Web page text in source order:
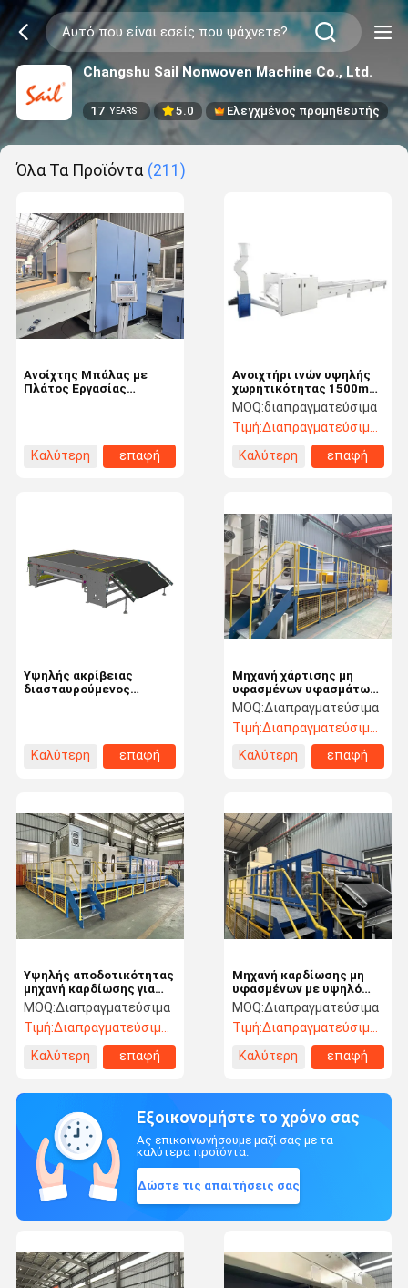
Changshu Sail Nonwoven Machine Co., Ltd.
17 YEARS 5.0 Ελεγχμένος προμηθευτής
Όλα Τα Προϊόντα (211)
Ανοίχτης Μπάλας με
Πλάτος Εργασίας
Καλύτερη
επαφή
Ανοιχτήρι ινών υψηλής
χωρητικότητας 1500mm
800kg/h για ίνα PSF
MOQ:διαπραγματεύσιμα
Τιμή:Διαπραγματεύσιμος
Καλύτερη
επαφή
Υψηλής ακρίβειας
διασταυρούμενος
Καλύτερη
επαφή
Μηχανή χάρτισης μη
υφασμένων υφασμάτων
για γεωτεξιδήματα
MOQ:Διαπραγματεύσιμα
Τιμή:Διαπραγματεύσιμος
Καλύτερη
επαφή
Υψηλής αποδοτικότητας
μηχανή καρδίωσης για
υψηλής παραγωγικής
ικανότητας
MOQ:Διαπραγματεύσιμα
Τιμή:Διαπραγματεύσιμος
Καλύτερη
επαφή
Μηχανή καρδίωσης μη
υφασμένων με υψηλό
ποσοστό παραγωγής
MOQ:Διαπραγματεύσιμα
Τιμή:Διαπραγματεύσιμος
Καλύτερη
επαφή
Εξοικονομήστε το χρόνο σας
Ας επικοινωνήσουμε μαζί σας με τα
καλύτερα προϊόντα.
Δώστε τις απαιτήσεις σας